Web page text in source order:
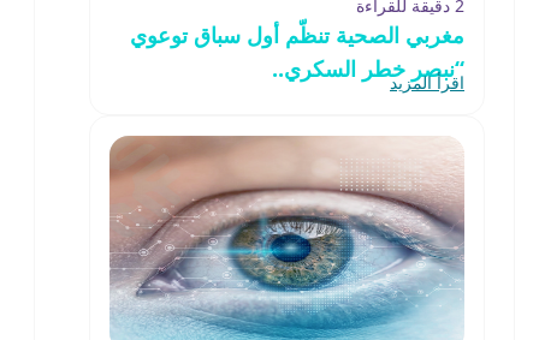
2 دقيقة للقراءة
مغربي الصحية تنظّم أول سباق توعوي
“نبصر خطر السكري..
اقرأ المزيد